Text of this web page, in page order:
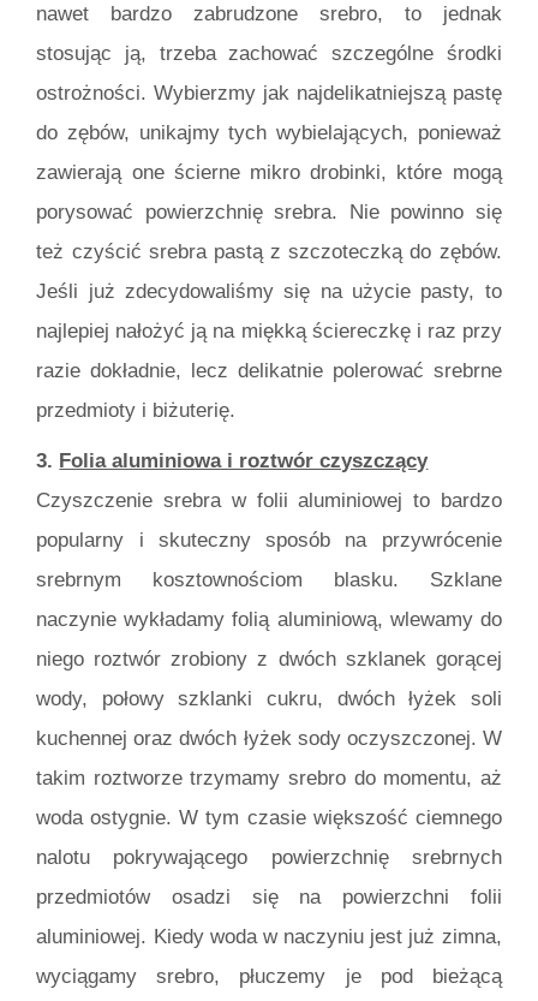
nawet bardzo zabrudzone srebro, to jednak
stosując ją, trzeba zachować szczególne środki
ostrożności. Wybierzmy jak najdelikatniejszą pastę
do zębów, unikajmy tych wybielających, ponieważ
zawierają one ścierne mikro drobinki, które mogą
porysować powierzchnię srebra. Nie powinno się
też czyścić srebra pastą z szczoteczką do zębów.
Jeśli już zdecydowaliśmy się na użycie pasty, to
najlepiej nałożyć ją na miękką ściereczkę i raz przy
razie dokładnie, lecz delikatnie polerować srebrne
przedmioty i biżuterię.
3. Folia aluminiowa i roztwór czyszczący
Czyszczenie srebra w folii aluminiowej to bardzo
popularny i skuteczny sposób na przywrócenie
srebrnym kosztownościom blasku. Szklane
naczynie wykładamy folią aluminiową, wlewamy do
niego roztwór zrobiony z dwóch szklanek gorącej
wody, połowy szklanki cukru, dwóch łyżek soli
kuchennej oraz dwóch łyżek sody oczyszczonej. W
takim roztworze trzymamy srebro do momentu, aż
woda ostygnie. W tym czasie większość ciemnego
nalotu pokrywającego powierzchnię srebrnych
przedmiotów osadzi się na powierzchni folii
aluminiowej. Kiedy woda w naczyniu jest już zimna,
wyciągamy srebro, płuczemy je pod bieżącą